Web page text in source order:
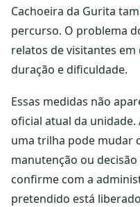
Cachoeira da Gurita
percurso. O problema
relatos de visitantes
duração e dificuldade.
Essas medidas não
oficial atual da unidade.
uma trilha pode mudar
manutenção ou
confirme com a
pretendido está